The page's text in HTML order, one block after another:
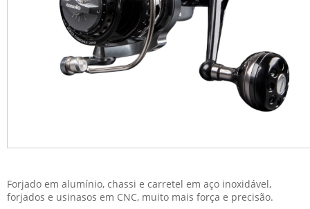
Forjado em alumínio, chassi e carretel em aço inoxidável,
forjados e usinasos em CNC, muito mais força e precisão.